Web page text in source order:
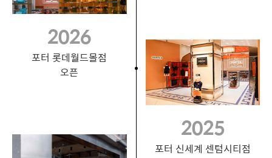
2026
포터 롯데월드몰점
오픈
2025
포터 신세계 센텀시티점